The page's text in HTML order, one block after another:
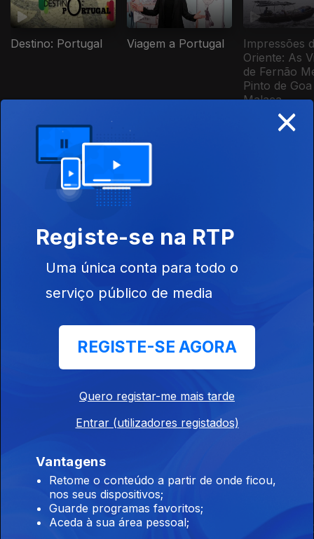
Destino: Portugal Viagem a Portugal
Impressões
Oriente: As
de Fernão
Pinto de
Malaca
Este conteúdo faz parte de
Documentários de Viagens e
Lugares
O Meu Timor
Ilhas Japonesas
Mediterrâneo
Este conteúdo faz parte de
Inesquecíveis
Por Ti Portugal Eu
Até Eusébio
×
Registe-se na RTP
Uma única conta para todo o
serviço público de media
REGISTE-SE AGORA
Quero registar-me mais tarde
Entrar (utilizadores registados)
Vantagens
Retome o conteúdo a partir de onde ficou,
nos seus dispositivos;
Guarde programas favoritos;
Aceda à sua área pessoal;